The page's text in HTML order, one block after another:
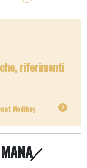
riferimenti
Medikey